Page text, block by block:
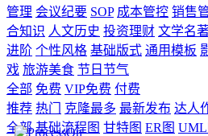
管理 会议纪要 SOP 成本管控 销售
合知识 人文历史 投资理财 文学名
进阶 个性风格 基础版式 通用模板
戏 旅游美食 节日节气
全部 免费 VIP免费 付费
推荐 热门 克隆最多 最新发布 达人
全部 基础流程图 甘特图 ER图 UML